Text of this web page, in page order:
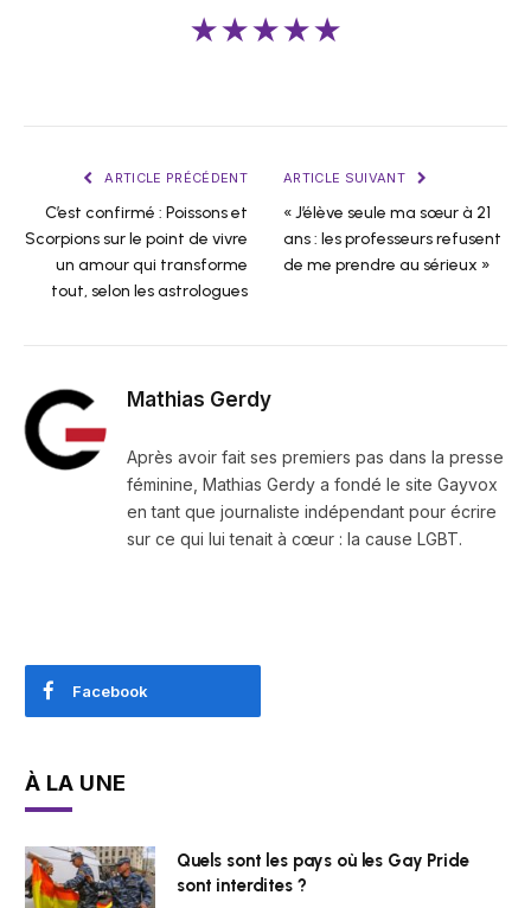
★★★★★
ARTICLE PRÉCÉDENT
C’est confirmé : Poissons et
Scorpions sur le point de vivre
un amour qui transforme
tout, selon les astrologues
ARTICLE SUIVANT
« J’élève seule ma sœur à 21
ans : les professeurs refusent
de me prendre au sérieux »
Mathias Gerdy
Après avoir fait ses premiers pas dans la presse
féminine, Mathias Gerdy a fondé le site Gayvox
en tant que journaliste indépendant pour écrire
sur ce qui lui tenait à cœur : la cause LGBT.
Facebook
À LA UNE
Quels sont les pays où les Gay Pride
sont interdites ?